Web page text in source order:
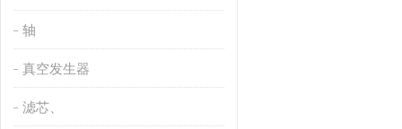
轴
真空发生器
滤芯、